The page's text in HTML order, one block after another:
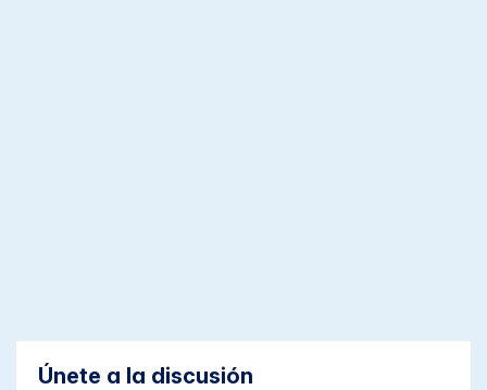
Únete a la discusión